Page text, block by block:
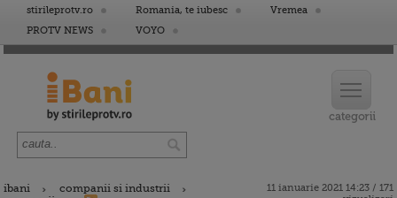
stirileprotv.ro Romania, te iubesc
Vremea
PROTV NEWS
VOYO
ibani
companii si industrii
11 ianuarie 2021 14:23 / 171